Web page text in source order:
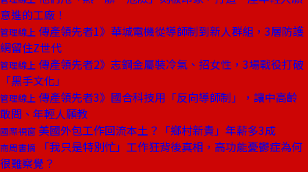
意進的工廠！
管理線上 傳產領先者1》華城電機從導師制到新人群組，3層防護
網留住Z世代
管理線上 傳產領先者2》志鋼金屬裝冷氣、招女性，3場戰役打破
「黑手文化」
管理線上 傳產領先者3》國合科技用「反向導師制」，讓中高齡
敢問、年輕人願教
國際視窗 美國外包工作回流本土？「鄉村新貴」年薪多3成
商周書摘
「我只是特別忙」工作狂背後真相，高功能憂鬱症為何
很難察覺？